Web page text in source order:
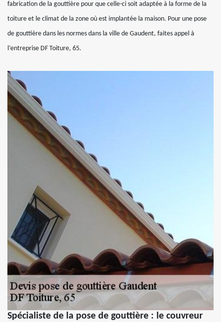
fabrication de la gouttière pour que celle-ci soit adaptée à la forme de la
toiture et le climat de la zone où est implantée la maison. Pour une pose
de gouttière dans les normes dans la ville de Gaudent, faites appel à
l’entreprise DF Toiture, 65.
Spécialiste de la pose de gouttière : le couvreur